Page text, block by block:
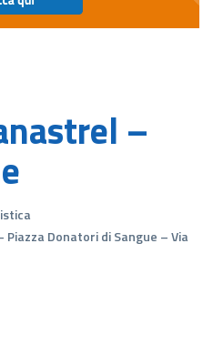
–
Donatori di Sangue – Via